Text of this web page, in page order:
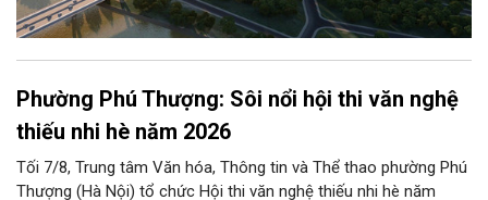
Phường Phú Thượng: Sôi nổi hội thi văn nghệ
thiếu nhi hè năm 2026
Tối 7/8, Trung tâm Văn hóa, Thông tin và Thể thao phường Phú
Thượng (Hà Nội) tổ chức Hội thi văn nghệ thiếu nhi hè năm